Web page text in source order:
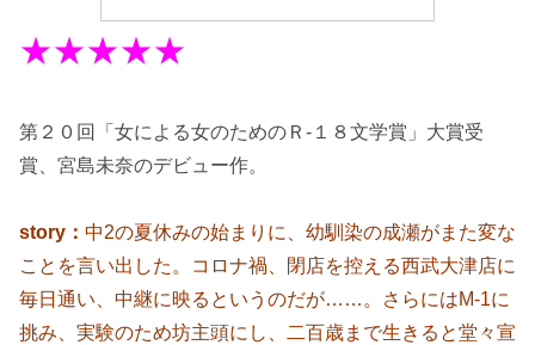
★★★★★
第２０回「女による女のためのＲ-１８文学賞」大賞受
賞、宮島未奈のデビュー作。
story： 中2の夏休みの始まりに、幼馴染の成瀬がまた変な
ことを言い出した。コロナ禍、閉店を控える西武大津店に
毎日通い、中継に映るというのだが……。さらにはM-1に
挑み、実験のため坊主頭にし、二百歳まで生きると堂々宣